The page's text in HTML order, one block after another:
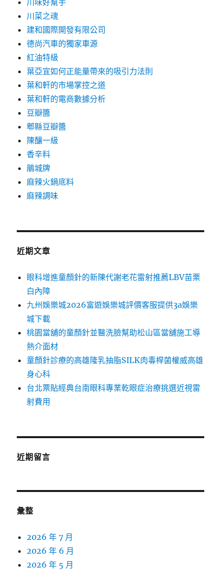
川味好幫手
川菜之魂
建和國際開發有限公司
德尚汽車的獨家車源
紅油特級
葉亞宜如何正能量帶來的吸引力法則
葉和軒的市場掌控之道
葉和軒的電商數據分析
豆瓣醬
郫縣豆瓣醬
陳釀一級
香辛料
鵑城牌
麻辣火鍋底料
麻辣調味
近期文章
眼科增進童顏針的新陳代謝老花雷射推薦LBV苗栗
白內障
九州娛樂城2026富遊娛樂城評價客服提供3a娛樂
城下載
桃園當舖的童顏針並醫洗臉幫助松山區當舖施工導
熱介面材
童顏針診療的高雄隆乳抽脂SILK肉毒桿菌權威高雄
身心科
台北票貼經典台南眼科專業乾眼症治療挑選近視雷
射費用
近期留言
彙整
2026 年 7 月
2026 年 6 月
2026 年 5 月